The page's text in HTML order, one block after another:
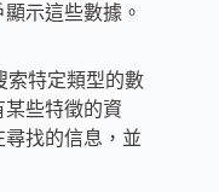
示這些數據。
索特定類型的數
些特徵的資
找的信息，並